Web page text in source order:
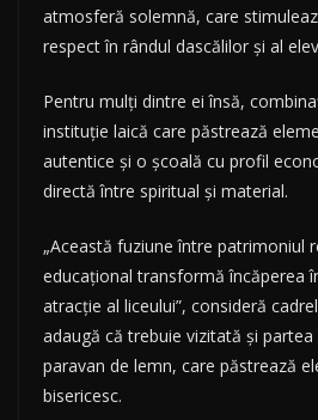
atmosferă solemnă, care
respect în rândul dascălilor şi al
Pentru mulţi dintre ei însă,
instituţie laică care păstrează
autentice şi o şcoală cu profil
directă între spiritual şi material.
„Această fuziune între patrimoniul
educaţional transformă încăperea
atracţie al liceului”, consideră
adaugă că trebuie vizitată şi partea
paravan de lemn, care păstrează
bisericesc.